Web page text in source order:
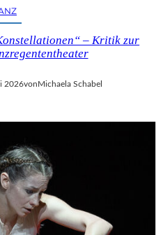
– Kritik zur
2026vonMichaela Schabel